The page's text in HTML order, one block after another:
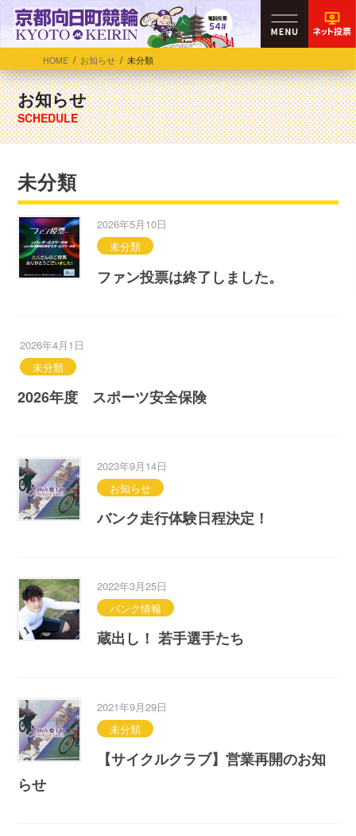
HOME お知らせ 未分類
お知らせ
未分類
2026年5月10日
未分類
ファン投票は終了しました。
2026年4月1日
未分類
2026年度 スポーツ安全保険
2023年9月14日
お知らせ
バンク走行体験日程決定！
2022年3月25日
バンク情報
蔵出し！ 若手選手たち
2021年9月29日
未分類
【サイクルクラブ】営業再開のお知
らせ